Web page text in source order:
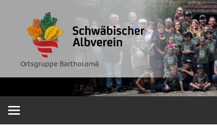
springen
Ortsgruppe Bartholomä
Albverein
Ortsgruppe
Bartholomä